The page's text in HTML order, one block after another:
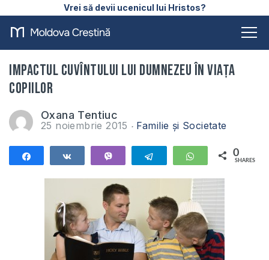
Vrei să devii ucenicul lui Hristos?
Impactul Cuvîntului lui Dumnezeu în viața
copiilor
Oxana Tentiuc
25 noiembrie 2015 Familie și Societate
Telegram WhatsApp
0
SHARES